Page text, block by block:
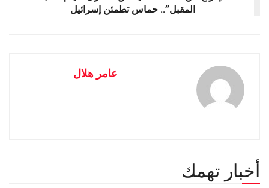
المقبل”.. حماس تطمئن إسرائيل
عامر هلال
أخبار تهمك